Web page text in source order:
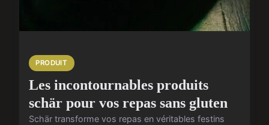
PRODUIT
Les incontournables produits
schär pour vos repas sans gluten
Schär transforme vos repas en véritables festins